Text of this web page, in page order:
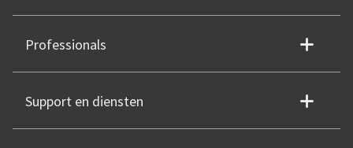
Professionals
Support en diensten